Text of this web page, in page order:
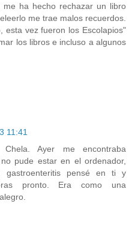
me ha hecho rechazar un libro
me trae malos recuerdos.
esta vez fueron los Escolapios"
los libros e incluso a algunos
11:41
Ayer me encontraba
pude estar en el ordenador,
pensé en ti y
pronto. Era como una